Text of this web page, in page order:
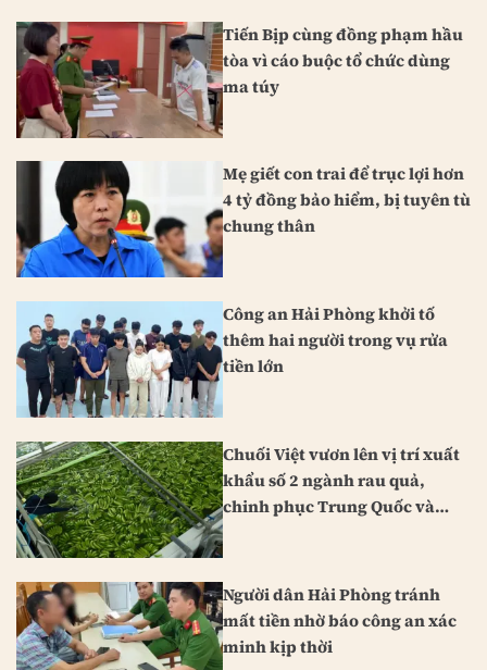
Tiến Bịp cùng đồng phạm hầu
tòa vì cáo buộc tổ chức dùng
ma túy
Mẹ giết con trai để trục lợi hơn
4 tỷ đồng bảo hiểm, bị tuyên tù
chung thân
Công an Hải Phòng khởi tố
thêm hai người trong vụ rửa
tiền lớn
Chuối Việt vươn lên vị trí xuất
khẩu số 2 ngành rau quả,
chinh phục Trung Quốc và
Người dân Hải Phòng tránh
mất tiền nhờ báo công an xác
minh kịp thời